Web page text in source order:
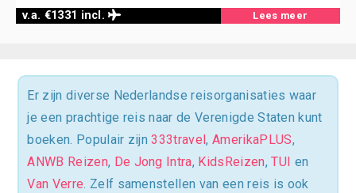
v.a. €1331 incl. Lees meer
Er zijn diverse Nederlandse reisorganisaties waar
je een prachtige reis naar de Verenigde Staten kunt
boeken. Populair zijn333travel, AmerikaPLUS,
ANWB Reizen, De Jong Intra, KidsReizen,TUI en
Van Verre. Zelf samenstellen van een reis is ook